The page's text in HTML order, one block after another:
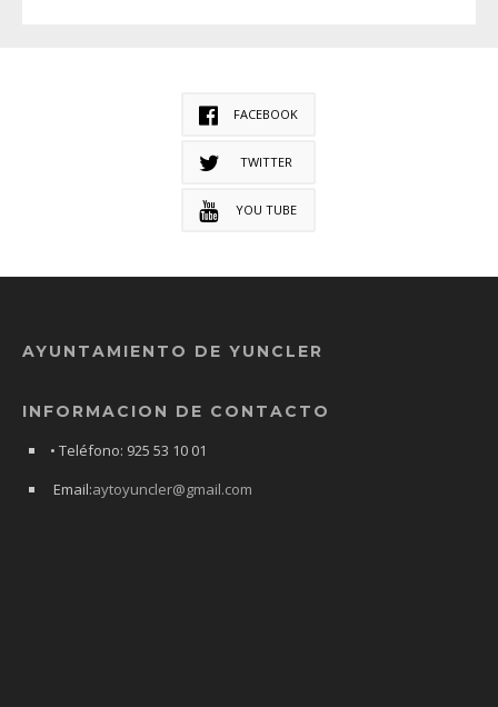
FACEBOOK
TWITTER
YOU TUBE
AYUNTAMIENTO DE YUNCLER
INFORMACION DE CONTACTO
• Teléfono: 925 53 10 01
Email:aytoyuncler@gmail.com